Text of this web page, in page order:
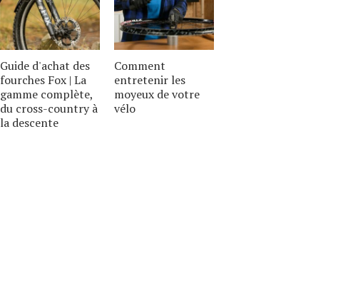
Guide d'achat des
fourches Fox | La
gamme complète,
du cross-country à
la descente
Comment
entretenir les
moyeux de votre
vélo